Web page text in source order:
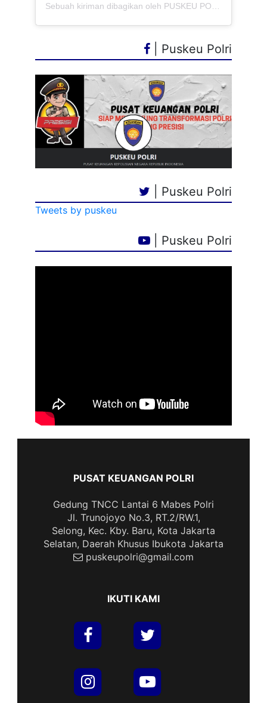
Sebuah kiriman dibagikan oleh PUSKEU POLRI (@puskeupolriofficial)
| Puskeu Polri
| Puskeu Polri
Tweets by puskeu
| Puskeu Polri
PUSAT KEUANGAN POLRI
Gedung TNCC Lantai 6 Mabes Polri
Jl. Trunojoyo No.3, RT.2/RW.1,
Selong, Kec. Kby. Baru, Kota Jakarta
Selatan, Daerah Khusus Ibukota Jakarta
puskeupolri@gmail.com
IKUTI KAMI